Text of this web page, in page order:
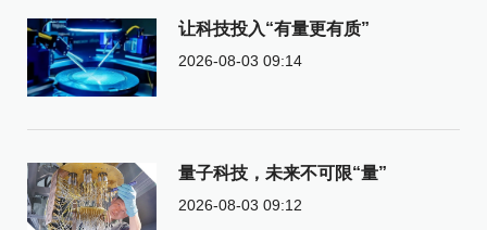
让科技投入“有量更有质”
2026-08-03 09:14
量子科技，未来不可限“量”
2026-08-03 09:12